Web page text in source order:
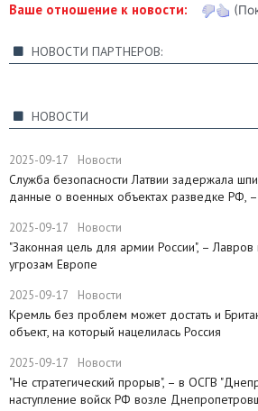
Ваше отношение к новости:
НОВОСТИ ПАРТНЕРОВ:
НОВОСТИ
2025-09-17 Новости
Служба безопасности Латвии задержала
данные о военных объектах разведке РФ,
2025-09-17 Новости
"Законная цель для армии России", –
угрозам Европе
2025-09-17 Новости
​Кремль без проблем может достать и
объект, на который нацелилась Россия
2025-09-17 Новости
"Не стратегический прорыв", – в ОСГВ
наступление войск РФ возле